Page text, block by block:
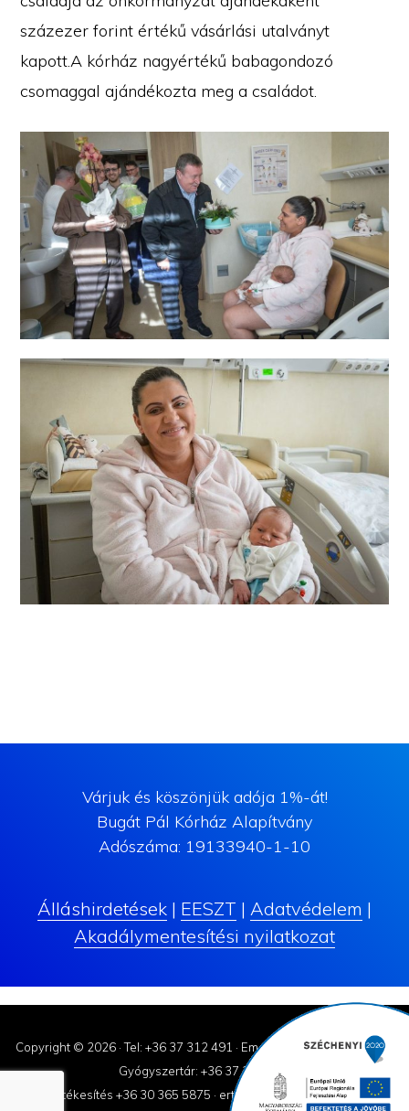
százezer forint értékű vásárlási utalványt
kapott.A kórház nagyértékű babagondozó
csomaggal ajándékozta meg a családot.
Várjuk és köszönjük adója 1%-át!
Bugát Pál Kórház Alapítvány
Adószáma: 19133940-1-10
Álláshirdetések | EESZT | Adatvédelem |
Akadálymentesítési nyilatkozat
Copyright © 2026 ·Tel: +36 37 312 491 · Email: korhaz@bugatpal.hu
Gyógyszertár: +36 37 310-182
Értékesítés +36 30 365 5875 · ertekesites@bugatpal.hu